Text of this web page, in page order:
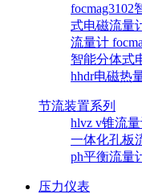
focmag3102
式电磁流量
流量计
智能分体式
hhdr电磁热
节流装置系列
hlvz v锥流
一体化孔板
ph平衡流量
压力仪表